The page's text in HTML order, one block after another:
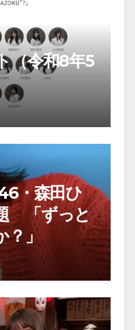
（令和8年5
・森田ひ
「ずっと
？」